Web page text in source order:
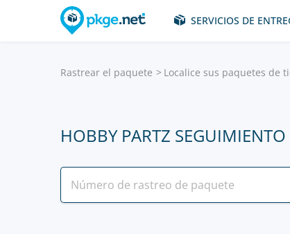
SERVICIOS DE
Rastrear el paquete Localice sus paquetes de
HOBBY PARTZ SEGUIMIENTO